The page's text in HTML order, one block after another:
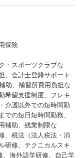
保険
・スポーツクラブな
、会計士登録サポート
助、補習所費用負担な
希望支援制度、フレキ
介護以外での短時間勤
の短日短時間勤務、
補助、残業制限な
、税法（法人税法・消
研修、テクニカルスキ
、海外語学研修、自己学